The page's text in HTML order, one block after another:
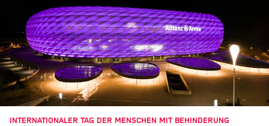
INTERNATIONALER TAG DER MENSCHEN MIT BEHINDERUNG